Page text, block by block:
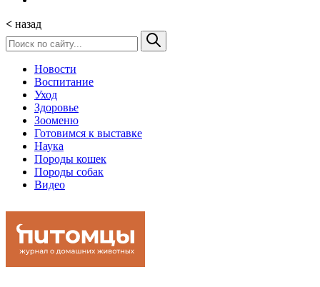
< назад
Новости
Воспитание
Уход
Здоровье
Зооменю
Готовимся к выставке
Наука
Породы кошек
Породы собак
Видео